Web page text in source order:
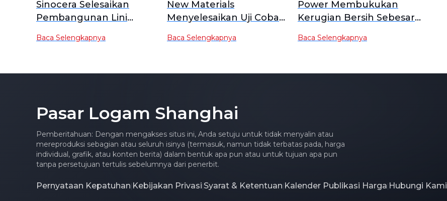
Sinocera Selesaikan
Pembangunan Lini
Elektrolit Padat Sulfida,
Baca Selengkapnya
New Materials
Menyelesaikan Uji Coba
Aluminium-Plastik untuk
Baca Selengkapnya
Power Membukukan
Kerugian Bersih Sebesar
Kedua, dengan
Baca Selengkapnya
Pasar Logam Shanghai
Pemberitahuan: Dengan mengakses situs ini, Anda setuju untuk tidak menyalin atau
mereproduksi sebagian atau seluruh isinya (termasuk, namun tidak terbatas pada, harga
individual, grafik, atau konten berita) dalam bentuk apa pun atau untuk tujuan apa pun
tanpa persetujuan tertulis sebelumnya dari penerbit.
Pernyataan Kepatuhan|Kebijakan Privasi|Syarat & Ketentuan|Kalender Publikasi Harga|Hubungi Kami